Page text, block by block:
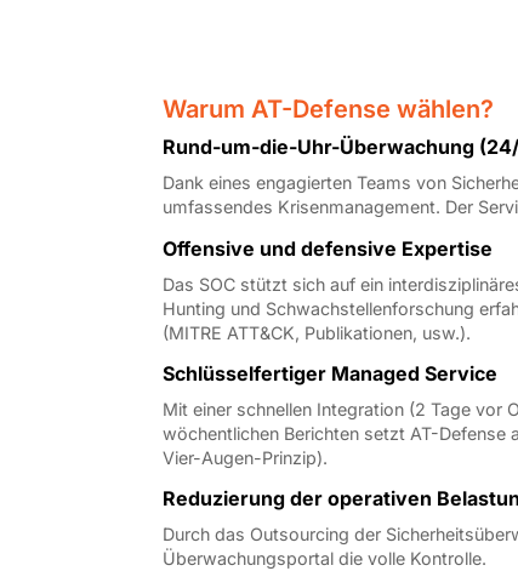
Warum AT-Defense wählen?
Rund-um-die-Uhr-Überwachung
Dank eines engagierten Teams von
umfassendes Krisenmanagement. Der
Offensive und defensive Expertise
Das SOC stützt sich auf ein
Hunting und Schwachstellenforschung
(MITRE ATT&CK, Publikationen, usw.).
Schlüsselfertiger Managed Service
Mit einer schnellen Integration (2 Tage vor
wöchentlichen Berichten setzt AT-
Vier-Augen-Prinzip).
Reduzierung der operativen
Durch das Outsourcing der
Überwachungsportal die volle Kontrolle.